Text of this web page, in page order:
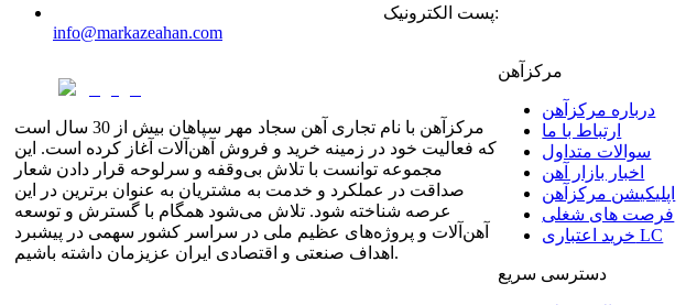
پست الکترونیک:
info@markazeahan.com
مرکزآهن با نام تجاری آهن سجاد مهر سپاهان بیش از 30 سال است
که فعالیت خود در زمینه خرید و فروش آهن‌آلات آغاز کرده است. این
مجموعه توانست با تلاش بی‌وقفه و سرلوحه قرار دادن شعار
صداقت در عملکرد و خدمت به مشتریان به عنوان برترین در این
عرصه شناخته شود. تلاش می‌شود همگام با گسترش و توسعه
آهن‌آلات و پروژه‌های عظیم ملی در سراسر کشور سهمی در پیشبرد
اهداف صنعتی و اقتصادی ایران عزیزمان داشته باشیم.
مرکزآهن
درباره مرکزآهن
ارتباط با ما
سوالات متداول
اخبار بازار آهن
اپلیکیشن مرکزآهن
فرصت های شغلی
خرید اعتباری LC
دسترسی سریع